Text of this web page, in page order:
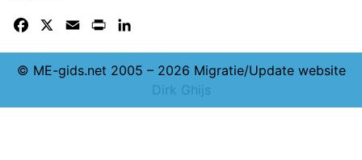
Facebook Email Print
© ME-gids.net 2005 – 2026 Migratie/Update website
Dirk Ghijs